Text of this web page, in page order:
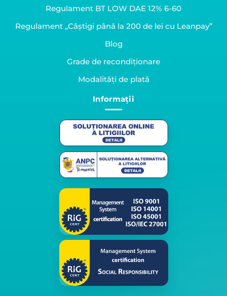
Regulament BT LOW DAE 12% 6-60
Regulament „Câștigi până la 200 de lei cu Leanpay”
Blog
Grade de recondiționare
Modalități de plată
Informații